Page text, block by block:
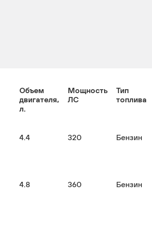
Объем
двигателя,
л.
Мощность
ЛС
Тип
топлива
4.4 320 Бензин
4.8 360 Бензин